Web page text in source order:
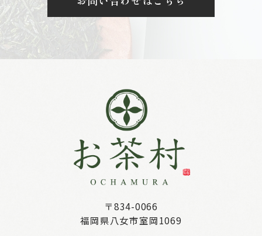
〒834-0066
福岡県八女市室岡1069